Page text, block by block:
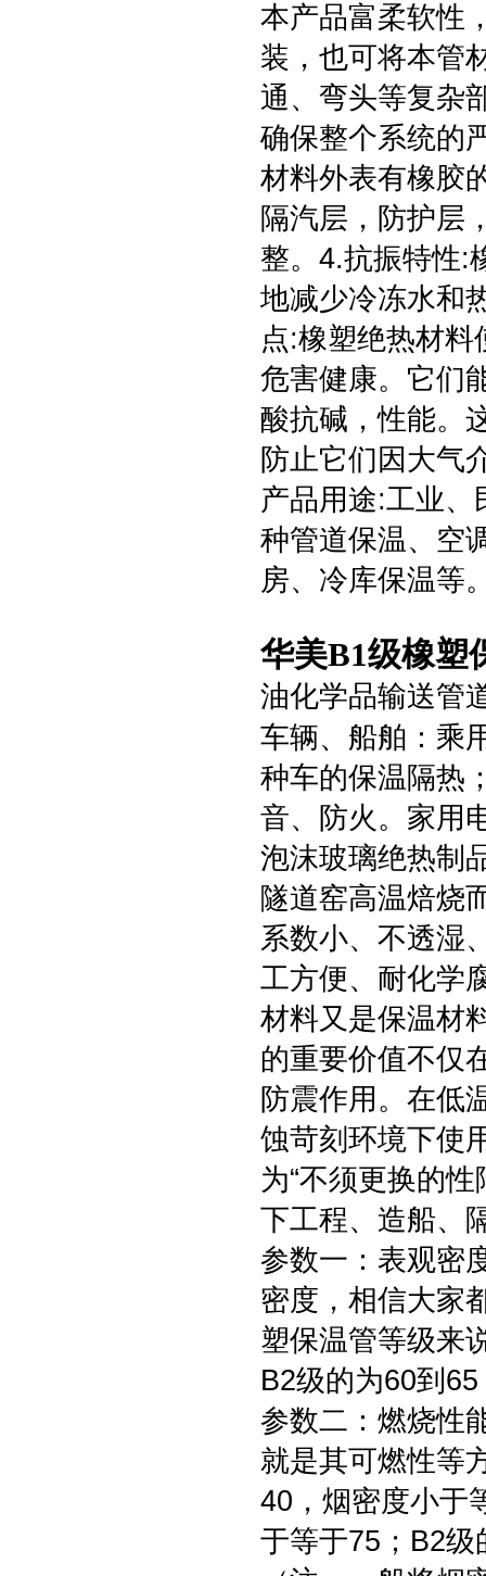
本产品富柔软性
装，也可将本管
通、弯头等复杂
确保整个系统的
材料外表有橡胶
隔汽层，防护层
整。4.抗振特性:
地减少冷冻水和
点:橡塑绝热材
危害健康。它们
酸抗碱，性能。
防止它们因大气
产品用途:工业
种管道保温、空
房、冷库保温等
华美B1级橡塑
油化学品输送管
车辆、船舶：乘
种车的保温隔热
音、防火。家用
泡沫玻璃绝热制
隧道窑高温焙烧
系数小、不透湿
工方便、耐化学
材料又是保温材
的重要价值不仅
防震作用。在低
蚀苛刻环境下使
为“不须更换的
下工程、造船、
参数一：表观密
密度，相信大家
塑保温管等级来
B2级的为60到65
参数二：燃烧性
就是其可燃性等
40，烟密度小于
于等于75；B2级